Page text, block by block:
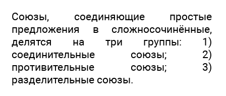
Союзы, соединяющие простые
предложения в сложносочинённые,
делятся на три группы: 1)
соединительные союзы; 2)
противительные союзы; 3)
разделительные союзы.